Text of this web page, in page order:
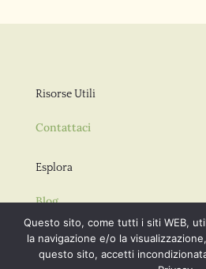
Risorse Utili
Contattaci
Esplora
Blog
Guida Sintetica
Questo sito, come tutti i siti WEB,
la navigazione e/o la
questo sito, accetti